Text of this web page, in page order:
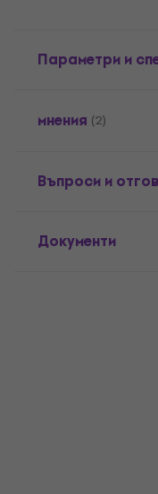
Параметри и
мнения (2)
Въпроси и
Документи